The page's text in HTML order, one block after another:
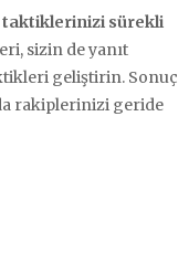
taktiklerinizi sürekli
sizin de yanıt
geliştirin. Sonuç
rakiplerinizi geride